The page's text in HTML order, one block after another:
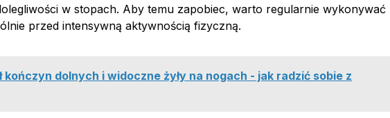
w stopach. Aby temu zapobiec, warto regularnie wykonywać
przed intensywną aktywnością fizyczną.
kończyn dolnych i widoczne żyły na nogach - jak radzić sobie z